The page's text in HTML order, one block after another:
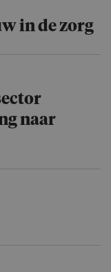
in de zorg
naar